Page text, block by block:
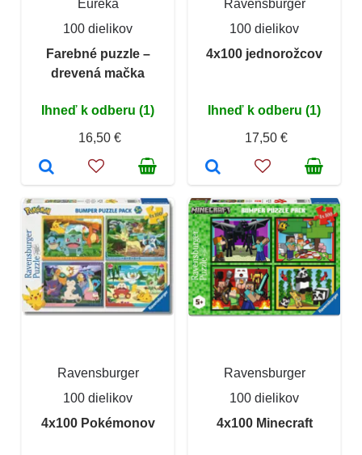
Eureka
100 dielikov
Farebné puzzle –
drevená mačka
Ihneď k odberu (1)
16,50 €
Ravensburger
100 dielikov
4x100 jednorožcov
Ihneď k odberu (1)
17,50 €
Ravensburger
100 dielikov
4x100 Pokémonov
Ravensburger
100 dielikov
4x100 Minecraft